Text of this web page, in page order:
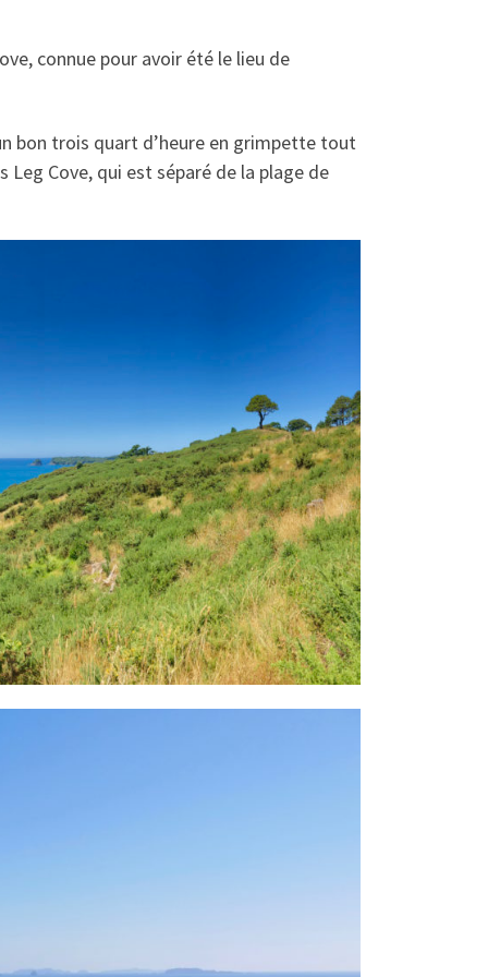
connue pour avoir été le lieu de
bon trois quart d’heure en grimpette tout
Leg Cove, qui est séparé de la plage de